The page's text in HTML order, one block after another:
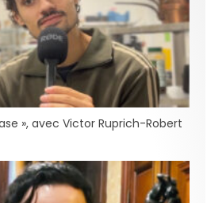
», avec Victor Ruprich-Robert